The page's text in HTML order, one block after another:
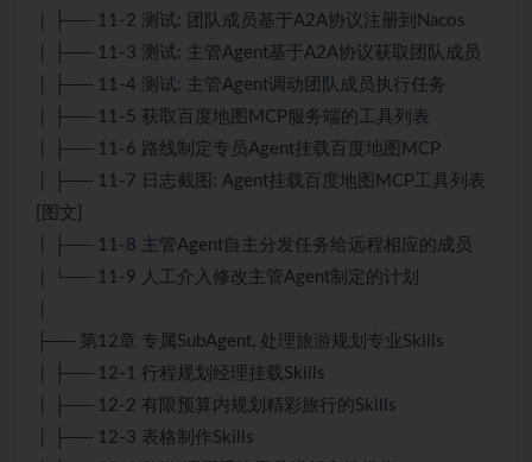
│ ├── 11-2 测试: 团队成员基于A2A协议注册到Nacos
│ ├── 11-3 测试: 主管Agent基于A2A协议获取团队成员
│ ├── 11-4 测试: 主管Agent调动团队成员执行任务
│ ├── 11-5 获取百度地图MCP服务端的工具列表
│ ├── 11-6 路线制定专员Agent挂载百度地图MCP
│ ├── 11-7 日志截图: Agent挂载百度地图MCP工具列表
[图文]
│ ├── 11-8 主管Agent自主分发任务给远程相应的成员
│ └── 11-9 人工介入修改主管Agent制定的计划
├── 第12章 专属SubAgent, 处理旅游规划专业Skills
│ ├── 12-1 行程规划经理挂载Skills
│ ├── 12-2 有限预算内规划精彩旅行的Skills
│ ├── 12-3 表格制作Skills